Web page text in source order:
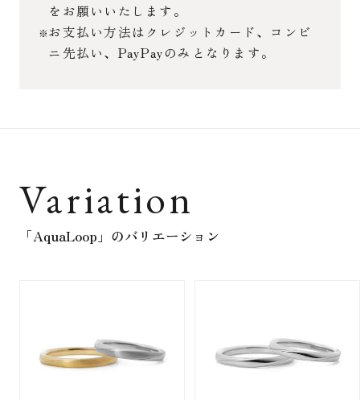
をお願いいたします。
お支払い方法はクレジットカード、コンビ
ニ先払い、PayPayのみとなります。
Variation
「AquaLoop」 のバリエーション